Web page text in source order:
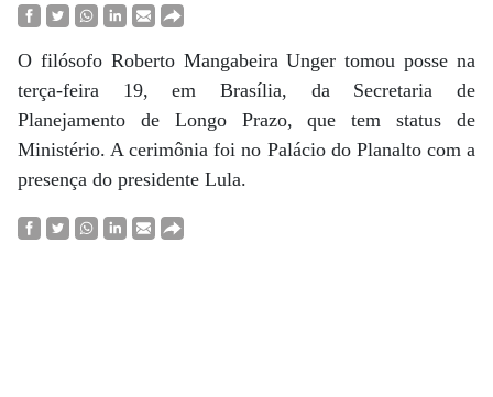
O filósofo Roberto Mangabeira Unger tomou posse na
terça-feira 19, em Brasília, da Secretaria de
Planejamento de Longo Prazo, que tem status de
Ministério. A cerimônia foi no Palácio do Planalto com a
presença do presidente Lula.